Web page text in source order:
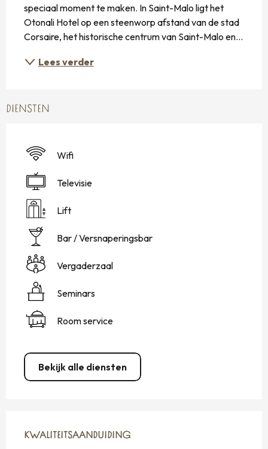
speciaal moment te maken. In Saint-Malo ligt het
Otonali Hotel op een steenworp afstand van de stad
Corsaire, het historische centrum van Saint-Malo en...
Lees verder
DIENSTEN
Wifi
Televisie
Lift
Bar / Versnaperingsbar
Vergaderzaal
Seminars
Room service
Bekijk alle diensten
KWALITEITSAANDUIDING
KWALITEITSAANDUIDING